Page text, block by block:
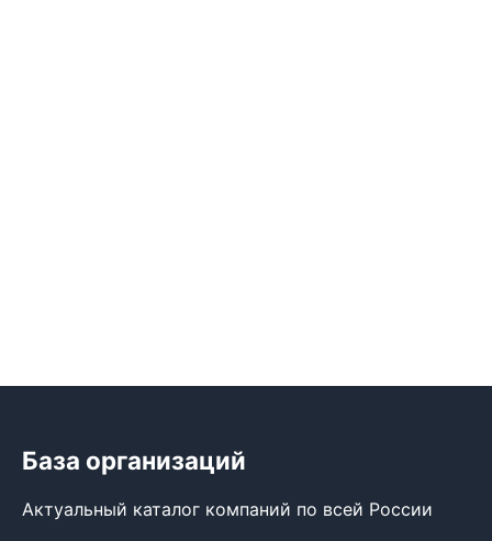
База организаций
Актуальный каталог компаний по всей России